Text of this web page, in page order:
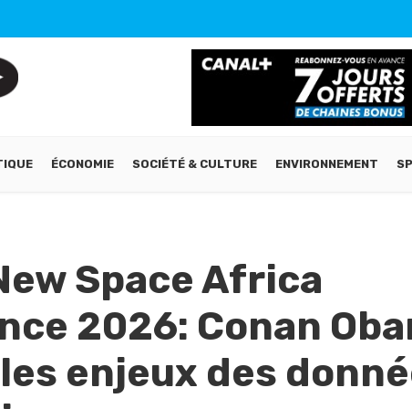
ÉCONOMIE SOCIÉTÉ & CULTURE ENVIRONNEMENT
Space Africa
2026: Conan
enjeux des